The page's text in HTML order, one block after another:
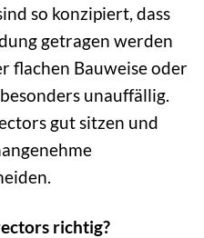
so konzipiert, dass
getragen werden
flachen Bauweise oder
unauffällig.
gut sitzen und
richtig?